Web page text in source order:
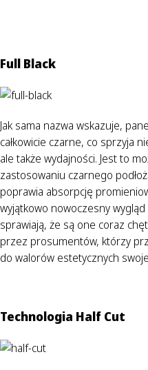
Full Black
Jak sama nazwa wskazuje,
całkowicie czarne, co sprzyja
ale także wydajności. Jest to
zastosowaniu czarnego
poprawia absorpcję
wyjątkowo nowoczesny
sprawiają, że są one coraz
przez prosumentów, którzy
do walorów estetycznych
Technologia Half Cut